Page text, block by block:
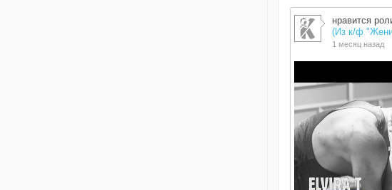
нравится
(Из к/ф
1 месяц назад